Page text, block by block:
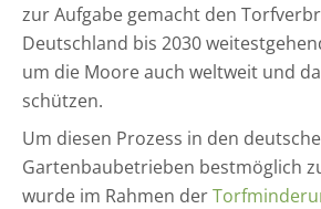
zur Aufgabe gemacht den
Deutschland bis 2030
um die Moore auch weltweit und
schützen.
Um diesen Prozess in den
Gartenbaubetrieben bestmöglich
wurde im Rahmen der